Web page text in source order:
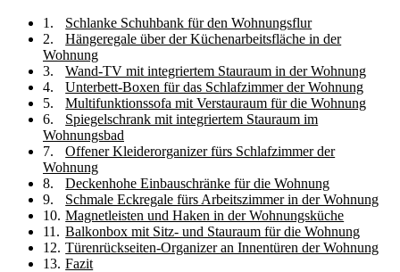
Schlanke Schuhbank für den Wohnungsflur
Hängeregale über der Küchenarbeitsfläche in der
Wohnung
Wand‑TV mit integriertem Stauraum in der Wohnung
Unterbett‑Boxen für das Schlafzimmer der Wohnung
Multifunktionssofa mit Verstauraum für die Wohnung
Spiegelschrank mit integriertem Stauraum im
Wohnungsbad
Offener Kleiderorganizer fürs Schlafzimmer der
Wohnung
Deckenhohe Einbauschränke für die Wohnung
Schmale Eckregale fürs Arbeitszimmer in der Wohnung
Magnetleisten und Haken in der Wohnungsküche
Balkonbox mit Sitz- und Stauraum für die Wohnung
Türenrückseiten‑Organizer an Innentüren der Wohnung
Fazit